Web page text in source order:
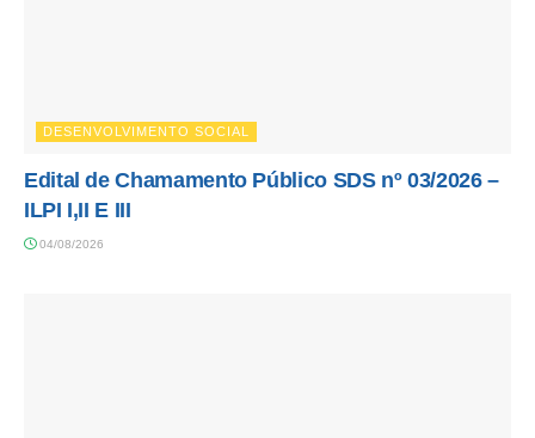
DESENVOLVIMENTO SOCIAL
Edital de Chamamento Público SDS nº 03/2026 –
ILPI I,II E III
04/08/2026